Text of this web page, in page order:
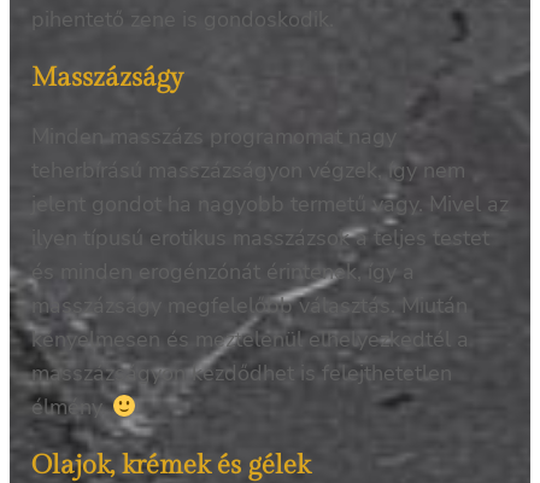
pihentető zene is gondoskodik.
Masszázságy
Minden masszázs programomat nagy
teherbírású masszázságyon végzek, így nem
jelent gondot ha nagyobb termetű vagy. Mivel az
ilyen típusú erotikus masszázsok a teljes testet
és minden erogénzónát érintenek, így a
masszázságy megfelelőbb választás. Miután
kényelmesen és meztelenül elhelyezkedtél a
masszázságyon kezdődhet is felejthetetlen
élmény.
Olajok, krémek és gélek